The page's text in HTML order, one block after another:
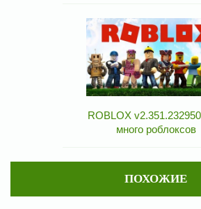
ROBLOX
много роблоксов
ПОХОЖИЕ